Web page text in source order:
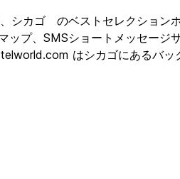
シカゴ のベストセレクション
ップ、SMSショートメッセージ
はシカゴにあるバ